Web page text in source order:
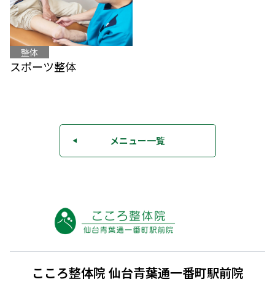
整体
スポーツ整体
◀ メニュー一覧
こころ整体院 仙台青葉通一番町駅前院